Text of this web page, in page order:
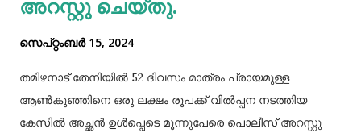
അറസ്റ്റു ചെയ്തു.
സെപ്റ്റംബർ 15, 2024
തമിഴനാട് തേനിയില്‍ 52 ദിവസം മാത്രം പ്രായമുള്ള
ആണ്‍കുഞ്ഞിനെ ഒരു ലക്ഷം രൂപക്ക് വില്‍പ്പന നടത്തിയ
കേസില്‍ അച്ഛൻ ഉള്‍പ്പെടെ മൂന്നുപേരെ പൊലീസ് അറസ്റ്റു